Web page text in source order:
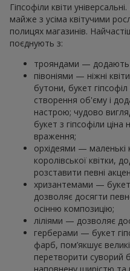
Гіпсофіли квіти
майже з усіма квітучими
полицях магазинів.
поєднують з:
трояндами — додають
півоніями — ніжні
бутони, букет
створення об'єму і
настрою; чудово
букет з гіпсофіли
враження;
орхідеями — маленькі
королівської квітки,
розставити певні
хризантемами — букет
дозволяє досягти
осінню композицію;
ліліями — дозволяє
герберами — букет
фарб, пом’якшує
перетворити суворий
наповнену щирістю та